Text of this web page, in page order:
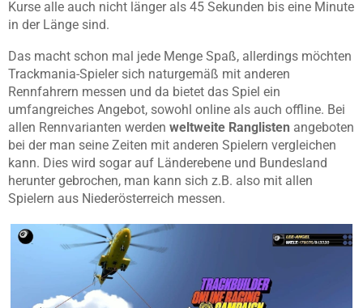
Kurse alle auch nicht länger als 45 Sekunden bis eine Minute
in der Länge sind.
Das macht schon mal jede Menge Spaß, allerdings möchten
Trackmania-Spieler sich naturgemäß mit anderen
Rennfahrern messen und da bietet das Spiel ein
umfangreiches Angebot, sowohl online als auch offline. Bei
allen Rennvarianten werden weltweite Ranglisten angeboten
bei der man seine Zeiten mit anderen Spielern vergleichen
kann. Dies wird sogar auf Länderebene und Bundesland
herunter gebrochen, man kann sich z.B. also mit allen
Spielern aus Niederösterreich messen.